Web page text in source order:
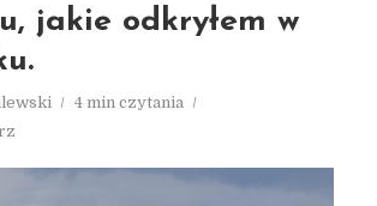
jakie odkryłem w
4 min czytania